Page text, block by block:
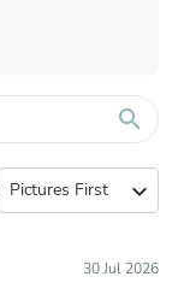
search
expand_more
30 Jul 2026